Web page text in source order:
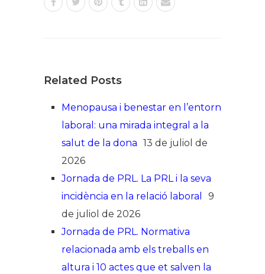
Related Posts
Menopausa i benestar en l’entorn
laboral: una mirada integral a la
salut de la dona 13 de juliol de
2026
Jornada de PRL. La PRL i la seva
incidència en la relació laboral
9
de juliol de 2026
Jornada de PRL. Normativa
relacionada amb els treballs en
altura i 10 actes que et salven la